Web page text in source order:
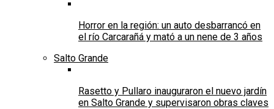
Horror en la región: un auto desbarrancó en
el río Carcarañá y mató a un nene de 3 años
Salto Grande
Rasetto y Pullaro inauguraron el nuevo jardín
en Salto Grande y supervisaron obras claves